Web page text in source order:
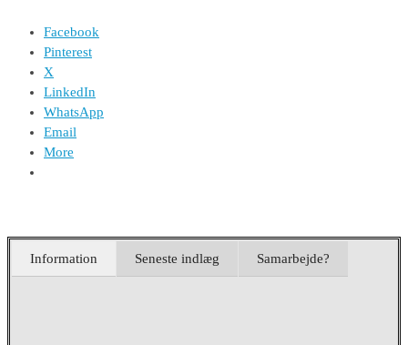
Facebook
Pinterest
X
LinkedIn
WhatsApp
Email
More
Information Seneste indlæg Samarbejde?